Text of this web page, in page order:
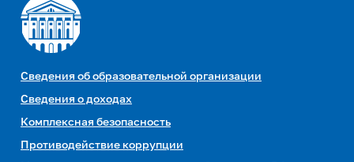
Сведения об образовательной организации
Сведения о доходах
Комплексная безопасность
Противодействие коррупции